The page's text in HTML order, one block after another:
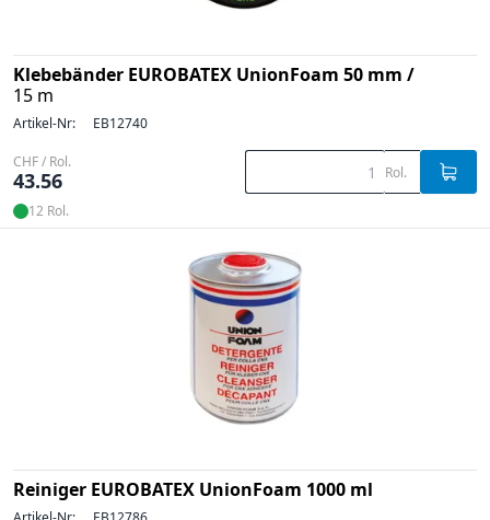
Klebebänder EUROBATEX UnionFoam 50 mm /
15 m
Artikel-Nr: EB12740
CHF / Rol.
43.56 Rol.
12 Rol.
Reiniger EUROBATEX UnionFoam 1000 ml